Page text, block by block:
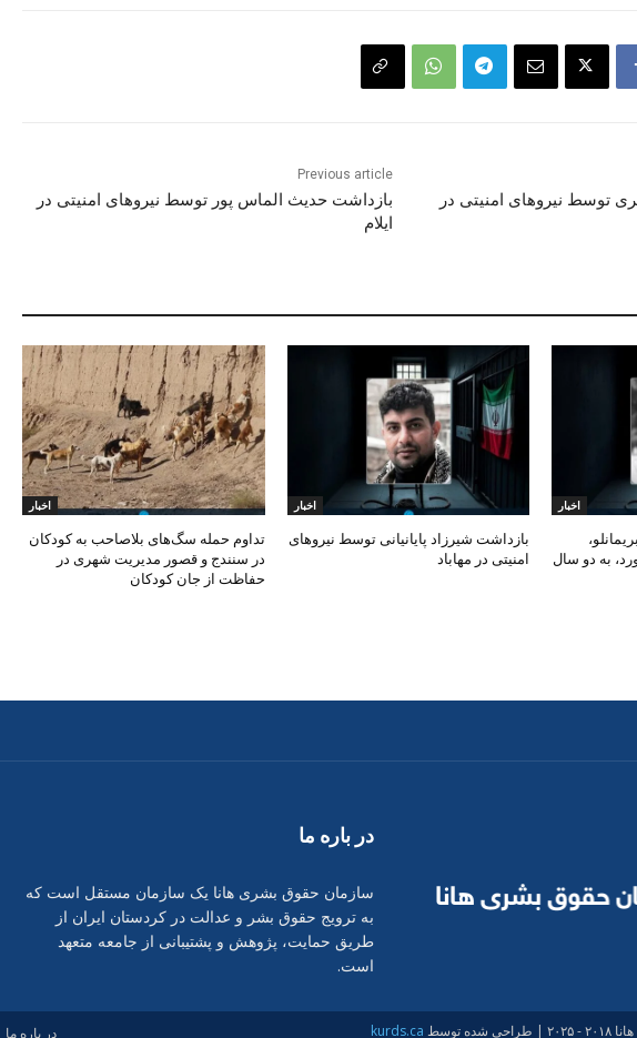
Previous article
بازداشت حدیث الماس پور توسط نیروهای امنیتی در
ایلام
توسط نیروهای امنیتی در
اخبار
بجنورد، به دو سال
اخبار
بازداشت شیرزاد پایانیانی توسط نیروهای
امنیتی در مهاباد
اخبار
تداوم حمله سگ‌های بلاصاحب به کودکان
در سنندج و قصور مدیریت شهری در
حفاظت از جان کودکان
در بارە ما
سازمان حقوق بشری هانا یک سازمان مستقل است که
به ترویج حقوق بشر و عدالت در کردستان ایران از
طریق حمایت، پژوهش و پشتیبانی از جامعه متعهد
است.
در بارە ما | طراحی شدە توسط kurds.ca